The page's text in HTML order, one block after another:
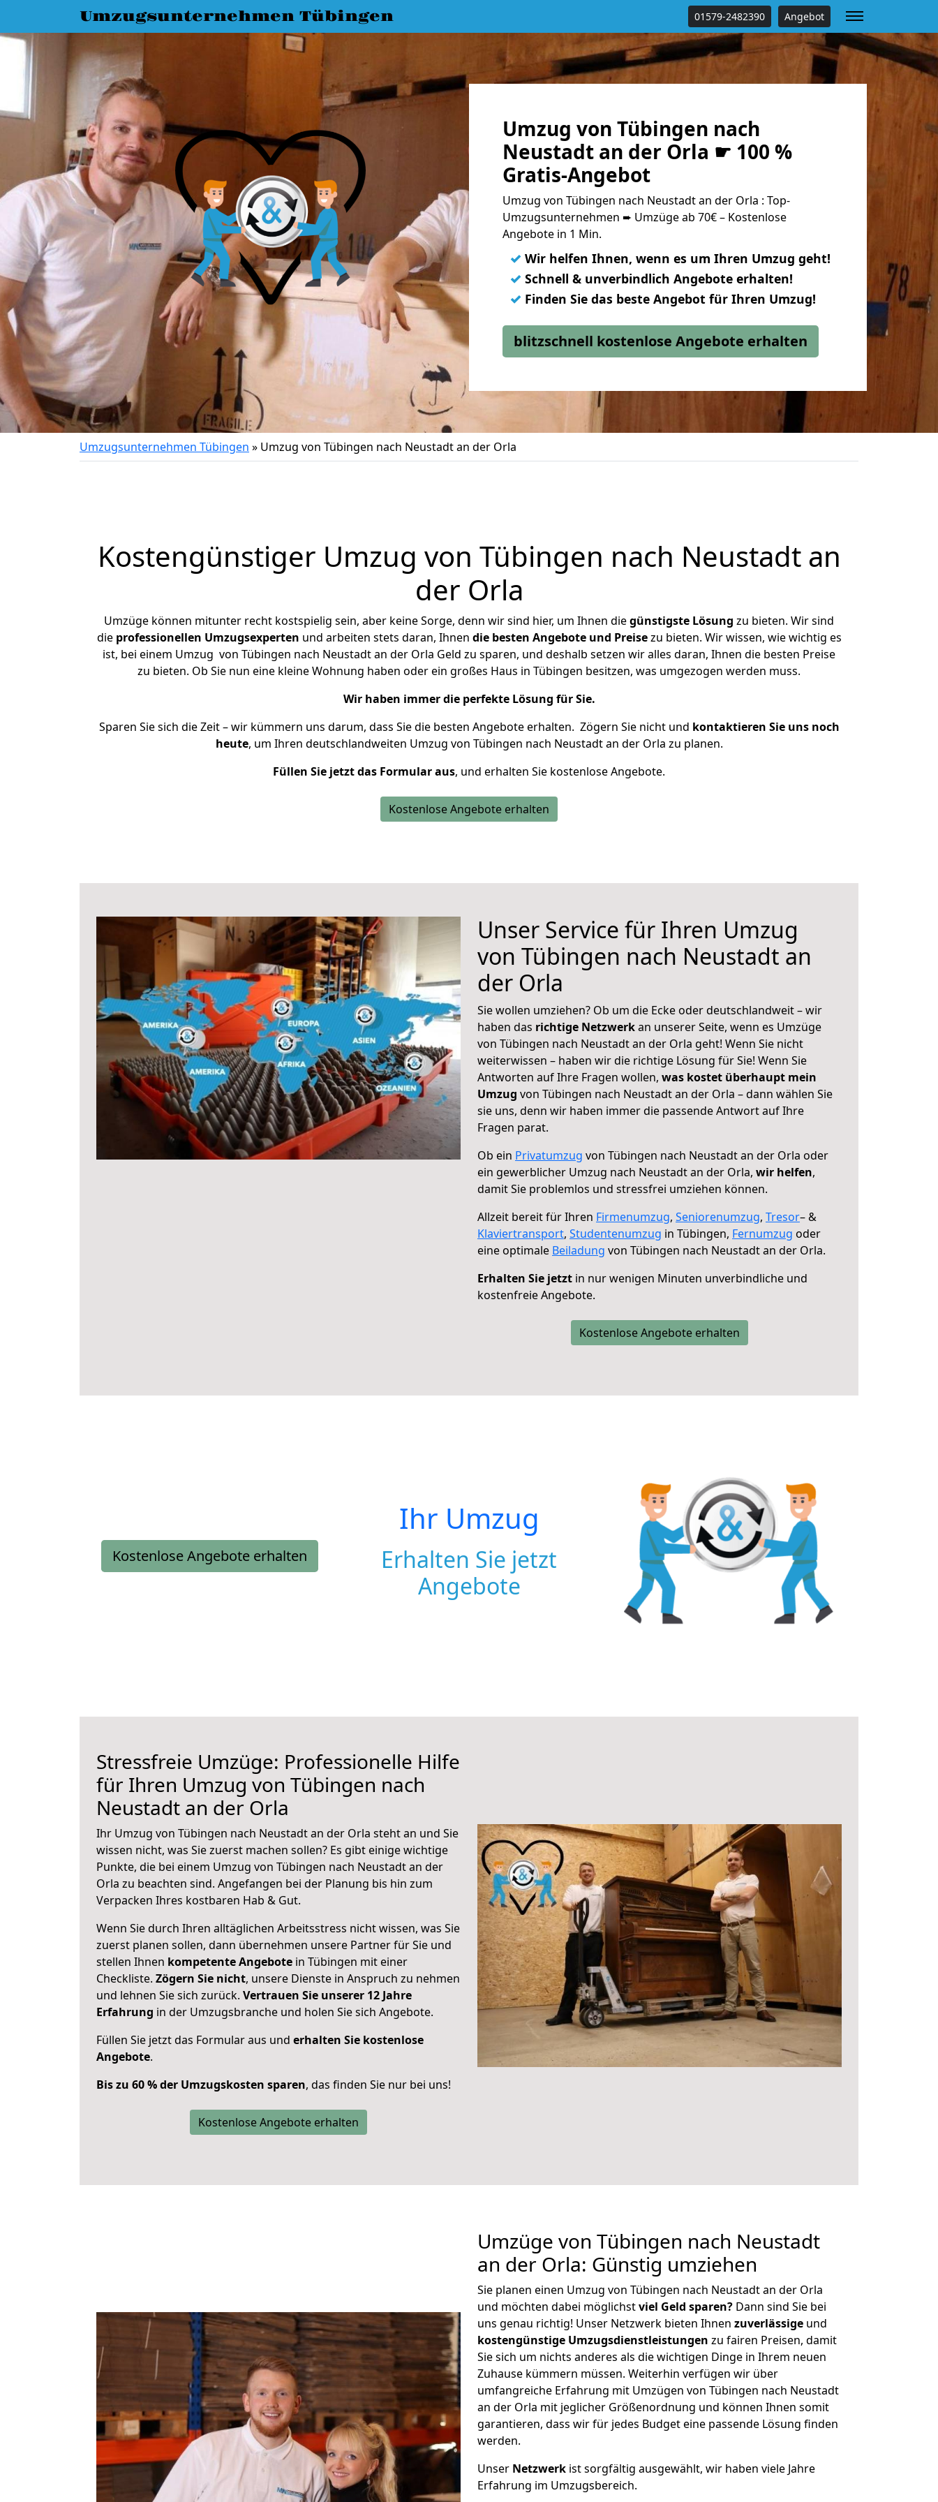
Umzugsunternehmen Tübingen 01579-2482390 Angebot
Umzug von Tübingen nach
Neustadt an der Orla ☛ 100 %
Gratis-Angebot
Umzug von Tübingen nach Neustadt an der Orla : Top-
Umzugsunternehmen ➨ Umzüge ab 70€ – Kostenlose
Angebote in 1 Min.
✓ Wir helfen Ihnen, wenn es um Ihren Umzug geht!
✓ Schnell & unverbindlich Angebote erhalten!
✓ Finden Sie das beste Angebot für Ihren Umzug!
blitzschnell kostenlose Angebote erhalten
Umzugsunternehmen Tübingen » Umzug von Tübingen nach Neustadt an der Orla
Kostengünstiger Umzug von Tübingen nach Neustadt an
der Orla
Umzüge können mitunter recht kostspielig sein, aber keine Sorge, denn wir sind hier, um Ihnen diegünstigste Lösung zu bieten. Wir sind
die professionellen Umzugsexperten und arbeiten stets daran, Ihnen die besten Angebote und Preisezu bieten. Wir wissen, wie wichtig es
ist, bei einem Umzug von Tübingen nach Neustadt an der Orla Geld zu sparen, und deshalb setzen wir alles daran, Ihnen die besten Preise
zu bieten. Ob Sie nun eine kleine Wohnung haben oder ein großes Haus in Tübingen besitzen, was umgezogen werden muss.
Wir haben immer die perfekte Lösung für Sie.
Sparen Sie sich die Zeit – wir kümmern uns darum, dass Sie die besten Angebote erhalten. Zögern Sie nicht und kontaktieren Sie uns noch
heute, um Ihren deutschlandweiten Umzug von Tübingen nach Neustadt an der Orla zu planen.
Füllen Sie jetzt das Formular aus, und erhalten Sie kostenlose Angebote.
Kostenlose Angebote erhalten
Unser Service für Ihren Umzug
von Tübingen nach Neustadt an
der Orla
Sie wollen umziehen? Ob um die Ecke oder deutschlandweit – wir
haben das richtige Netzwerkan unserer Seite, wenn es Umzüge
von Tübingen nach Neustadt an der Orla geht! Wenn Sie nicht
weiterwissen – haben wir die richtige Lösung für Sie! Wenn Sie
Antworten auf Ihre Fragen wollen, was kostet überhaupt mein
Umzug von Tübingen nach Neustadt an der Orla – dann wählen Sie
sie uns, denn wir haben immer die passende Antwort auf Ihre
Fragen parat.
Ob ein Privatumzug von Tübingen nach Neustadt an der Orla oder
ein gewerblicher Umzug nach Neustadt an der Orla, wir helfen,
damit Sie problemlos und stressfrei umziehen können.
Allzeit bereit für Ihren Firmenumzug, Seniorenumzug, Tresor– &
Klaviertransport, Studentenumzug in Tübingen, Fernumzug oder
eine optimale Beiladung von Tübingen nach Neustadt an der Orla.
Erhalten Sie jetzt in nur wenigen Minuten unverbindliche und
kostenfreie Angebote.
Kostenlose Angebote erhalten
Kostenlose Angebote erhalten
Ihr Umzug
Erhalten Sie jetzt
Angebote
Stressfreie Umzüge: Professionelle Hilfe
für Ihren Umzug von Tübingen nach
Neustadt an der Orla
Ihr Umzug von Tübingen nach Neustadt an der Orla steht an und Sie
wissen nicht, was Sie zuerst machen sollen? Es gibt einige wichtige
Punkte, die bei einem Umzug von Tübingen nach Neustadt an der
Orla zu beachten sind. Angefangen bei der Planung bis hin zum
Verpacken Ihres kostbaren Hab & Gut.
Wenn Sie durch Ihren alltäglichen Arbeitsstress nicht wissen, was Sie
zuerst planen sollen, dann übernehmen unsere Partner für Sie und
stellen Ihnen kompetente Angebote in Tübingen mit einer
Checkliste. Zögern Sie nicht, unsere Dienste in Anspruch zu nehmen
und lehnen Sie sich zurück. Vertrauen Sie unserer 12 Jahre
Erfahrung in der Umzugsbranche und holen Sie sich Angebote.
Füllen Sie jetzt das Formular aus und erhalten Sie kostenlose
Angebote.
Bis zu 60 % der Umzugskosten sparen, das finden Sie nur bei uns!
Kostenlose Angebote erhalten
Umzüge von Tübingen nach Neustadt
an der Orla: Günstig umziehen
Sie planen einen Umzug von Tübingen nach Neustadt an der Orla
und möchten dabei möglichstviel Geld sparen? Dann sind Sie bei
uns genau richtig! Unser Netzwerk bieten Ihnen zuverlässige und
kostengünstige Umzugsdienstleistungen zu fairen Preisen, damit
Sie sich um nichts anderes als die wichtigen Dinge in Ihrem neuen
Zuhause kümmern müssen. Weiterhin verfügen wir über
umfangreiche Erfahrung mit Umzügen von Tübingen nach Neustadt
an der Orla mit jeglicher Größenordnung und können Ihnen somit
garantieren, dass wir für jedes Budget eine passende Lösung finden
werden.
Unser Netzwerk ist sorgfältig ausgewählt, wir haben viele Jahre
Erfahrung im Umzugsbereich.